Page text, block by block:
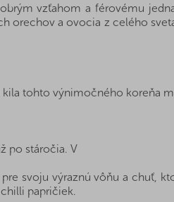
vzťahom a férovému
a ovocia z celého
tohto výnimočného koreňa
po stáročia. V
svoju výraznú vôňu a chuť,
papričiek.